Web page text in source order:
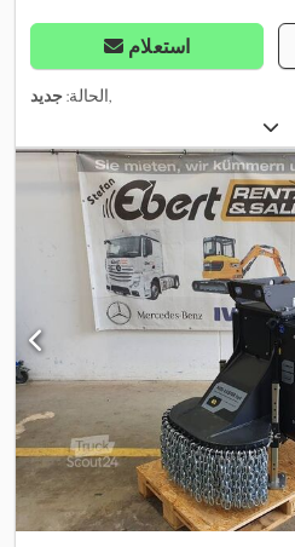
استعلام
الحالة:جديد ,